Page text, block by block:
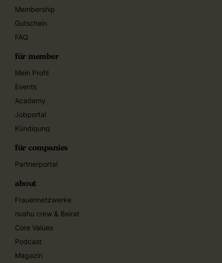
Membership
Gutschein
FAQ
für member
Mein Profil
Events
Academy
Jobportal
Kündigung
für companies
Partnerportal
about
Frauennetzwerke
nushu crew & Beirat
Core Values
Podcast
Magazin